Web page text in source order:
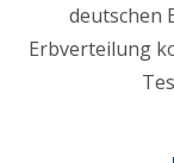
deutschen
Erbverteilung